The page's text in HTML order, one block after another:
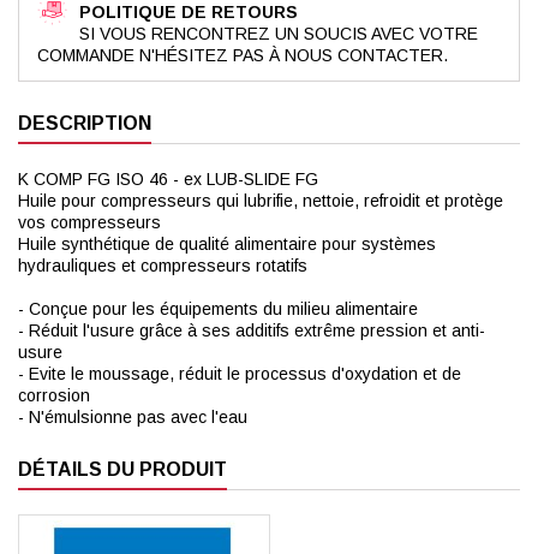
POLITIQUE DE RETOURS
SI VOUS RENCONTREZ UN SOUCIS AVEC VOTRE
COMMANDE N'HÉSITEZ PAS À NOUS CONTACTER.
DESCRIPTION
K COMP FG ISO 46 - ex LUB-SLIDE FG
Huile pour compresseurs qui lubrifie, nettoie, refroidit et protège
vos compresseurs
Huile synthétique de qualité alimentaire pour systèmes
hydrauliques et compresseurs rotatifs
- Conçue pour les équipements du milieu alimentaire
- Réduit l'usure grâce à ses additifs extrême pression et anti-
usure
- Evite le moussage, réduit le processus d'oxydation et de
corrosion
- N'émulsionne pas avec l'eau
DÉTAILS DU PRODUIT